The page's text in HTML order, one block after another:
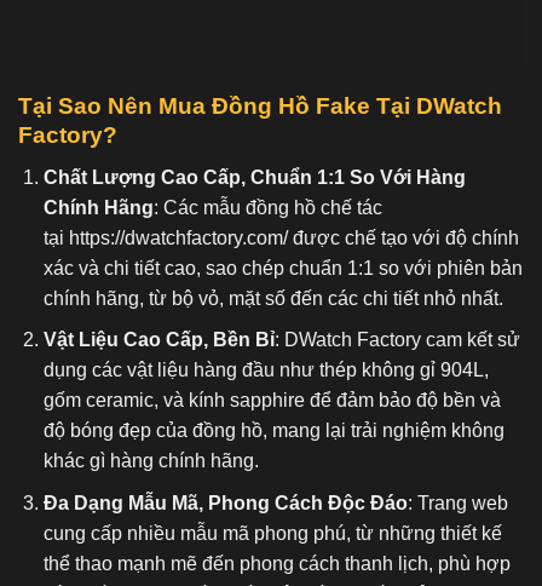
Tại Sao Nên Mua Đồng Hồ Fake Tại DWatch
Factory?
Chất Lượng Cao Cấp, Chuẩn 1:1 So Với Hàng
Chính Hãng: Các mẫu đồng hồ chế tác
tại https://dwatchfactory.com/được chế tạo với độ chính
xác và chi tiết cao, sao chép chuẩn 1:1 so với phiên bản
chính hãng, từ bộ vỏ, mặt số đến các chi tiết nhỏ nhất.
Vật Liệu Cao Cấp, Bền Bỉ: DWatch Factory cam kết sử
dụng các vật liệu hàng đầu như thép không gỉ 904L,
gốm ceramic, và kính sapphire để đảm bảo độ bền và
độ bóng đẹp của đồng hồ, mang lại trải nghiệm không
khác gì hàng chính hãng.
Đa Dạng Mẫu Mã, Phong Cách Độc Đáo: Trang web
cung cấp nhiều mẫu mã phong phú, từ những thiết kế
thể thao mạnh mẽ đến phong cách thanh lịch, phù hợp